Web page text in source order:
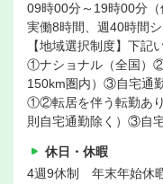
09時00分～19時00分（
実働8時間、週40時間シ
【地域選択制度】下記
①ナショナル（全国）
150km圏内）③自宅通
①②転居を伴う転勤あ
則自宅通勤除く）③自
休日・休暇
4週9休制 年末年始